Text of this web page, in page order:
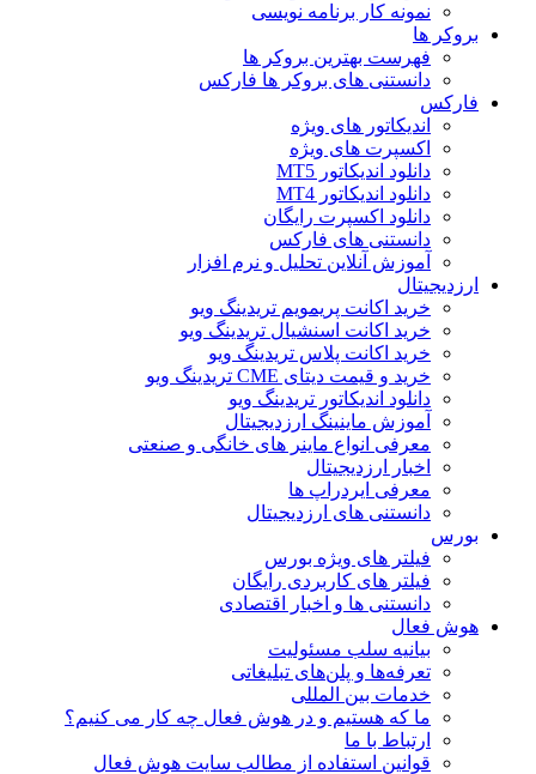
نمونه کار برنامه نویسی
بروکر ها
فهرست بهترین بروکر ها
دانستنی های بروکر ها فارکس
فارکس
اندیکاتور های ویژه
اکسپرت های ویژه
دانلود اندیکاتور MT5
دانلود اندیکاتور MT4
دانلود اکسپرت رایگان
دانستنی های فارکس
آموزش آنلاین تحلیل و نرم افزار
ارزدیجیتال
خرید اکانت پریمویم تریدینگ ویو
خرید اکانت اسنشیال تریدینگ ویو
خرید اکانت پلاس تریدینگ ویو
خرید و قیمت دیتای CME تریدینگ ویو
دانلود اندیکاتور تریدینگ ویو
آموزش ماینینگ ارزدیجیتال
معرفی انواع ماینر های خانگی و صنعتی
اخبار ارزدیجیتال
معرفی ایردراپ ها
دانستنی های ارزدیجیتال
بورس
فیلتر های ویژه بورس
فیلتر های کاربردی رایگان
دانستنی ها و اخبار اقتصادی
هوش فعال
بیانیه سلب مسئولیت
تعرفه‌ها و پلن‌های تبلیغاتی
خدمات بین المللی
ما که هستیم و در هوش فعال چه کار می کنیم؟
ارتباط با ما
قوانین استفاده از مطالب سایت هوش فعال